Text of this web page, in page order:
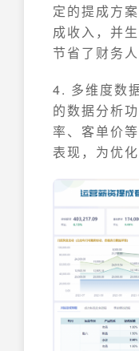
定的提成方
成收入，并
节省了财务
4. 多维度数
的数据分析
率、客单价
表现，为优